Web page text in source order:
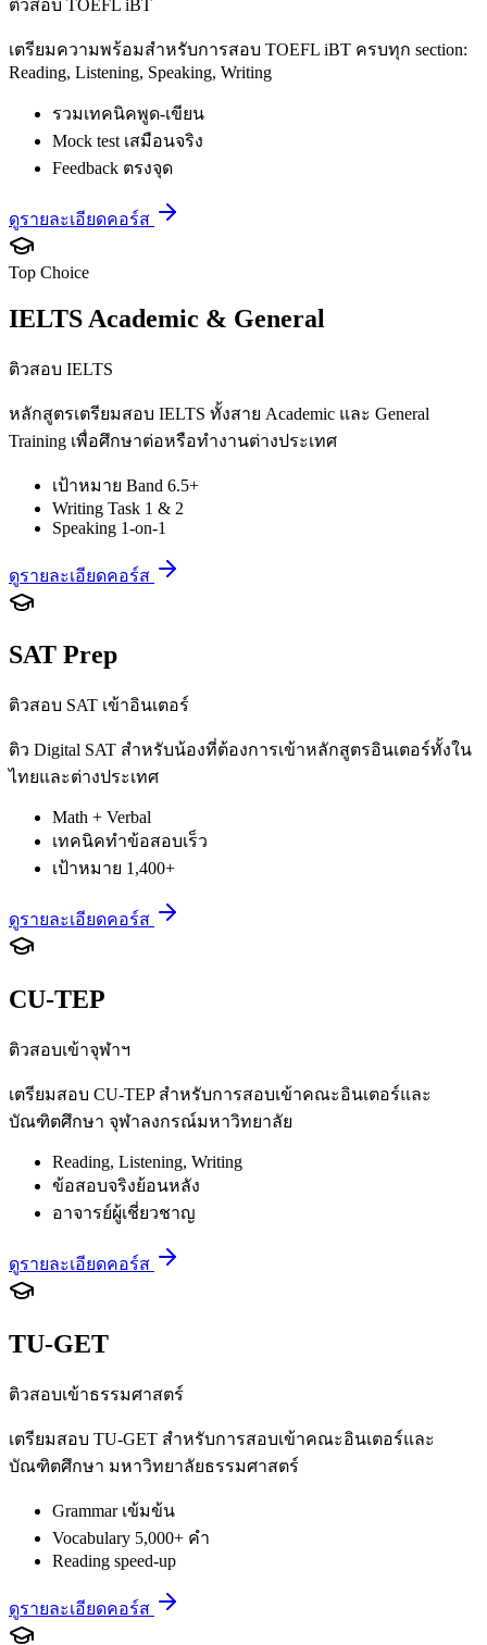
ติวสอบ TOEFL iBT
เตรียมความพร้อมสำหรับการสอบ TOEFL iBT ครบทุก section:
Reading, Listening, Speaking, Writing
รวมเทคนิคพูด-เขียน
Mock test เสมือนจริง
Feedback ตรงจุด
ดูรายละเอียดคอร์ส
Top Choice
IELTS Academic & General
ติวสอบ IELTS
หลักสูตรเตรียมสอบ IELTS ทั้งสาย Academic และ General
Training เพื่อศึกษาต่อหรือทำงานต่างประเทศ
เป้าหมาย Band 6.5+
Writing Task 1 & 2
Speaking 1-on-1
ดูรายละเอียดคอร์ส
SAT Prep
ติวสอบ SAT เข้าอินเตอร์
ติว Digital SAT สำหรับน้องที่ต้องการเข้าหลักสูตรอินเตอร์ทั้งใน
ไทยและต่างประเทศ
Math + Verbal
เทคนิคทำข้อสอบเร็ว
เป้าหมาย 1,400+
ดูรายละเอียดคอร์ส
CU-TEP
ติวสอบเข้าจุฬาฯ
เตรียมสอบ CU-TEP สำหรับการสอบเข้าคณะอินเตอร์และ
บัณฑิตศึกษา จุฬาลงกรณ์มหาวิทยาลัย
Reading, Listening, Writing
ข้อสอบจริงย้อนหลัง
อาจารย์ผู้เชี่ยวชาญ
ดูรายละเอียดคอร์ส
TU-GET
ติวสอบเข้าธรรมศาสตร์
เตรียมสอบ TU-GET สำหรับการสอบเข้าคณะอินเตอร์และ
บัณฑิตศึกษา มหาวิทยาลัยธรรมศาสตร์
Grammar เข้มข้น
Vocabulary 5,000+ คำ
Reading speed-up
ดูรายละเอียดคอร์ส